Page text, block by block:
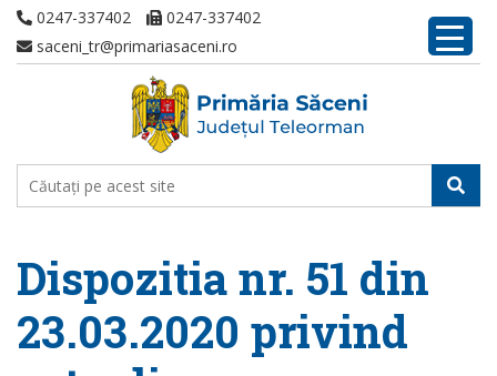
0247-337402
0247-337402
saceni_tr@primariasaceni.ro
Dispozitia nr. 51 din
23.03.2020 privind